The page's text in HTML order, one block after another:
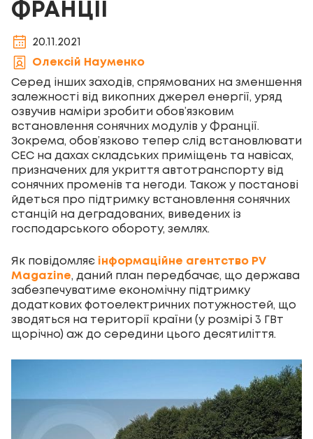
ФРАНЦІЇ
20.11.2021
Олексій Науменко
Серед інших заходів, спрямованих на зменшення
залежності від викопних джерел енергії, уряд
озвучив наміри зробити обов’язковим
встановлення сонячних модулів у Франції.
Зокрема, обов’язково тепер слід встановлювати
СЕС на дахах складських приміщень та навісах,
призначених для укриття автотранспорту від
сонячних променів та негоди. Також у постанові
йдеться про підтримку встановлення сонячних
станцій на деградованих, виведених із
господарського обороту, землях.
Як повідомляє інформаційне агентство PV
Magazine, даний план передбачає, що держава
забезпечуватиме економічну підтримку
додаткових фотоелектричних потужностей, що
зводяться на території країни (у розмірі 3 ГВт
щорічно) аж до середини цього десятиліття.